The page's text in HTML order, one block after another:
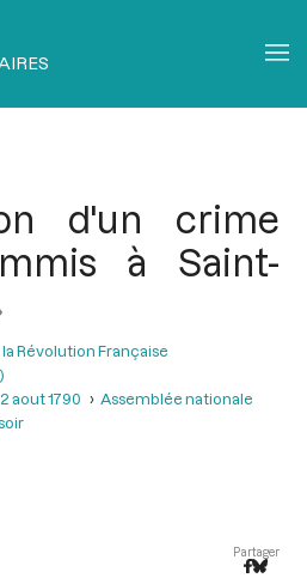
d'un crime
à Saint-
Révolution Française
aout 1790
Assemblée nationale
Partager